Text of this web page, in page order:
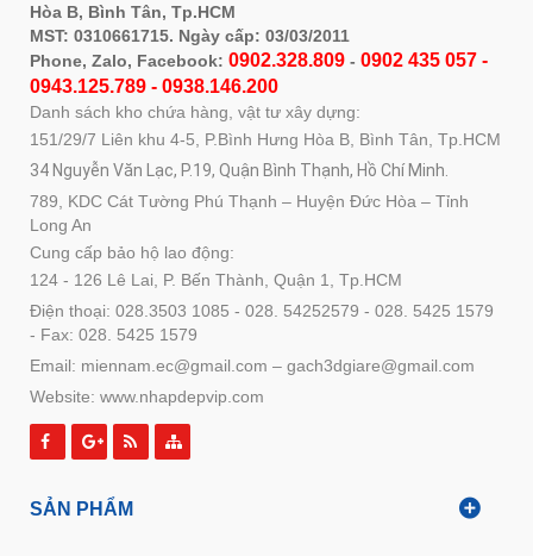
Hòa B, Bình Tân, Tp.HCM
MST: 0310661715. Ngày cấp: 03/03/2011
Phone, Zalo, Facebook: 0902.328.809 - 0902 435 057 -
0943.125.789 - 0938.146.200
Danh sách kho chứa hàng, vật tư xây dựng:
151/29/7 Liên khu 4-5, P.Bình Hưng Hòa B, Bình Tân, Tp.HCM
34 Nguyễn Văn Lạc, P.19, Quận Bình Thạnh, Hồ Chí Minh.
789, KDC Cát Tường Phú Thạnh – Huyện Đức Hòa – Tỉnh
Long An
Cung cấp bảo hộ lao động:
124 - 126 Lê Lai, P. Bến Thành, Quận 1, Tp.HCM
Điện thoại: 028.3503 1085 - 028. 54252579 - 028. 5425 1579
- Fax: 028. 5425 1579
Email: miennam.ec@gmail.com – gach3dgiare@gmail.com
Website: www.nhapdepvip.com
SẢN PHẨM